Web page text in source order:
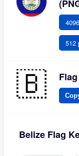
512
Belize Flag